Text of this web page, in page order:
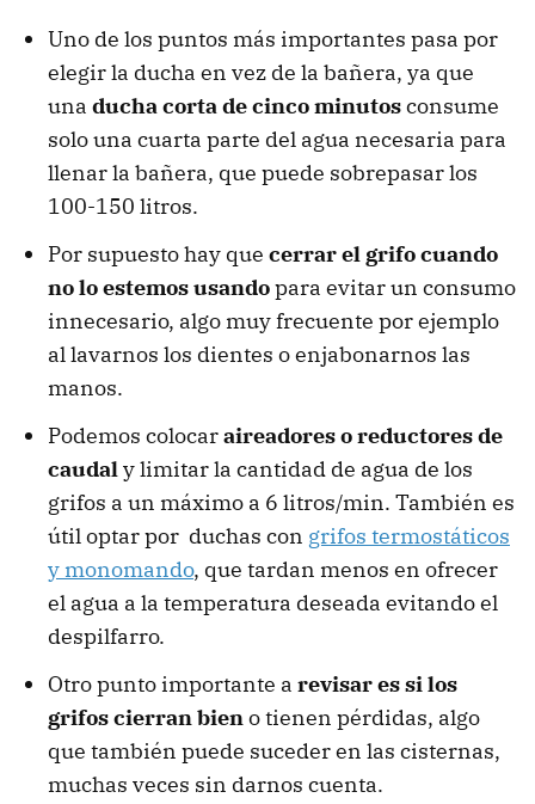
Uno de los puntos más importantes pasa por
elegir la ducha en vez de la bañera, ya que
una ducha corta de cinco minutosconsume
solo una cuarta parte del agua necesaria para
llenar la bañera, que puede sobrepasar los
100-150 litros.
Por supuesto hay que cerrar el grifo cuando
no lo estemos usandopara evitar un consumo
innecesario, algo muy frecuente por ejemplo
al lavarnos los dientes o enjabonarnos las
manos.
Podemos colocaraireadores o reductores de
caudaly limitar la cantidad de agua de los
grifos a un máximo a 6 litros/min. También es
útil optar por duchas con grifos termostáticos
y monomando, que tardan menos en ofrecer
el agua a la temperatura deseada evitando el
despilfarro.
Otro punto importante a revisar es si los
grifos cierran bieno tienen pérdidas, algo
que también puede suceder en las cisternas,
muchas veces sin darnos cuenta.